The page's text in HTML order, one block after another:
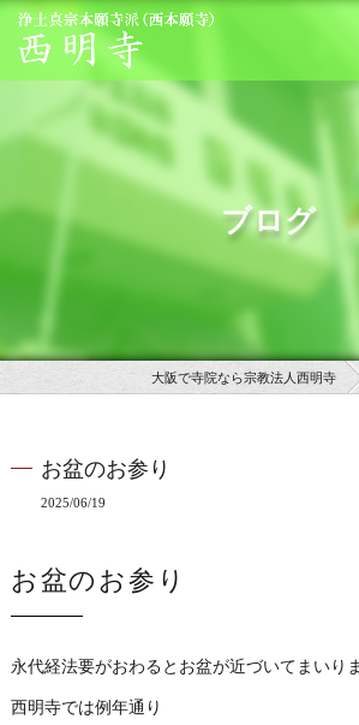
ブログ
大阪で寺院なら宗教法人西明寺
お盆のお参り
2025/06/19
お盆のお参り
永代経法要がおわるとお盆が近づいてまいりま
西明寺では例年通り